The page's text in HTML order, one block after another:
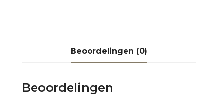
Beoordelingen (0)
Beoordelingen